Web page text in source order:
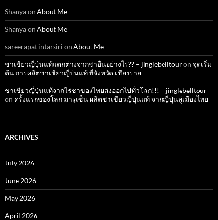
Shanyaon About Me
Shanyaon About Me
sareerapat intarsiri on About Me
ชาเขียวญี่ปุ่นแท้แตกต่างจากชาอื่นอย่างไร?? – jinglebelltouron จุดเริ่ม
ต้น การผลิตชาเขียวญี่ปุ่นแท้ ที่จังหวัด เชียงราย
ชาเขียวญี่ปุ่นแท้จากไร่ชาของไทยส่งออกไปทั่วโลก!!! – jinglebelltour
on ครั้งแรกของโลก มารุเซ็น ผลิตชาเขียวญี่ปุ่นแท้ จากญี่ปุ่นสู่เมืองไทย
ARCHIVES
July 2026
June 2026
May 2026
April 2026